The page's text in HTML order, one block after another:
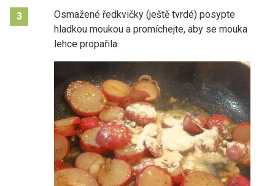
3
Osmažené ředkvičky (ještě tvrdé) posypte
hladkou moukou a promíchejte, aby se mouka
lehce propařila.